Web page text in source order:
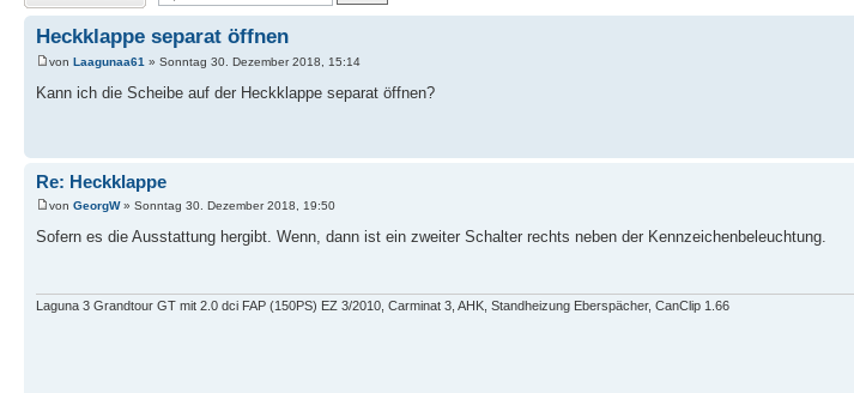
Heckklappe separat öffnen
von Laagunaa61 » Sonntag 30. Dezember 2018, 15:14
Kann ich die Scheibe auf der Heckklappe separat öffnen?
Re: Heckklappe
von GeorgW» Sonntag 30. Dezember 2018, 19:50
Sofern es die Ausstattung hergibt. Wenn, dann ist ein zweiter Schalter rechts neben der Kennzeichenbeleuchtung.
Laguna 3 Grandtour GT mit 2.0 dci FAP (150PS) EZ 3/2010, Carminat 3, AHK, Standheizung Eberspächer, CanClip 1.66